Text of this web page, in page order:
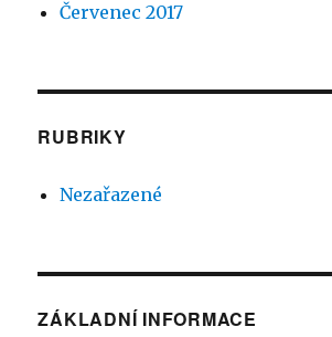
Červenec 2017
RUBRIKY
Nezařazené
ZÁKLADNÍ INFORMACE